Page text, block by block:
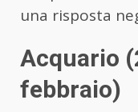
una risposta
Acquario
febbraio)